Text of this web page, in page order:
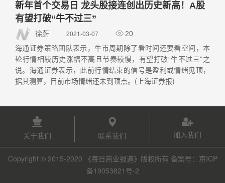
新年首个交易日 龙头股接连创出历史新高！A股
有望打破“牛不过三”
徐蔚 2021-03-07 20
海通证券策略团队表示，牛市周期除了看时间还要看空间，本
轮行情相较历史涨幅不高且节奏较慢，有望打破“牛不过三”之
说。海通证券表示，此前行情结束的信号是盈利或情绪见顶，
据其测算，目前市场情绪还未到顶点。(上海证券报)
关于我们 联系我们 加入我们
Copyright © 2015-2020 《每日商业报道》版权所有 备案号：京ICP
备19053821号-2